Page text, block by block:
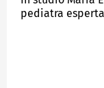
pediatra